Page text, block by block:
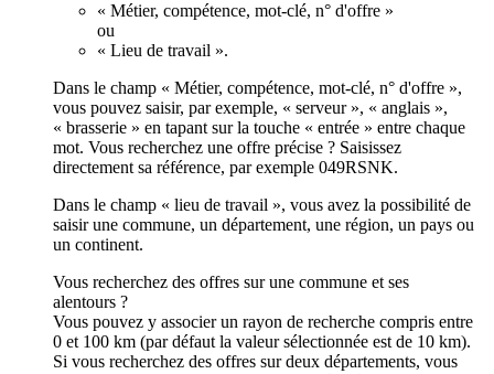
« Métier, compétence, mot-clé, n° d'offre »
ou
« Lieu de travail ».
Dans le champ « Métier, compétence, mot-clé, n° d'offre »,
vous pouvez saisir, par exemple, « serveur », « anglais »,
« brasserie » en tapant sur la touche « entrée » entre chaque
mot. Vous recherchez une offre précise ? Saisissez
directement sa référence, par exemple 049RSNK.
Dans le champ « lieu de travail », vous avez la possibilité de
saisir une commune, un département, une région, un pays ou
un continent.
Vous recherchez des offres sur une commune et ses
alentours ?
Vous pouvez y associer un rayon de recherche compris entre
0 et 100 km (par défaut la valeur sélectionnée est de 10 km).
Si vous recherchez des offres sur deux départements, vous